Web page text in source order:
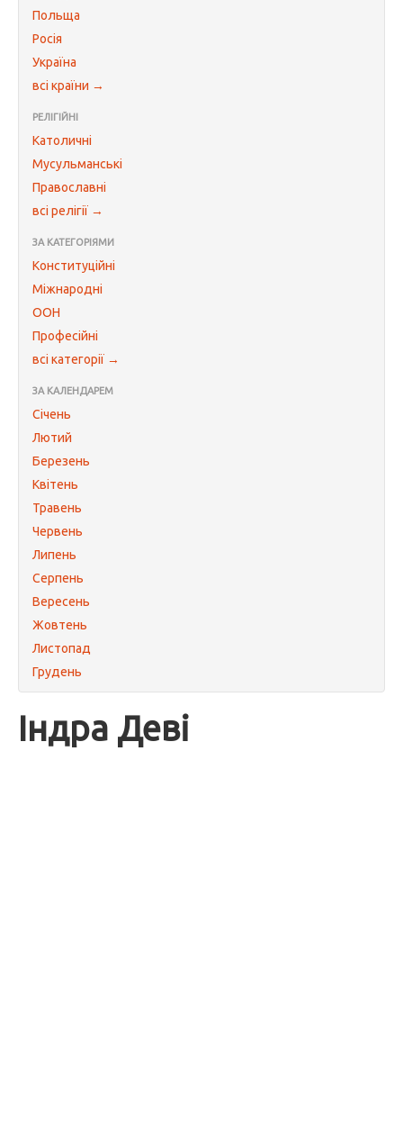
Польща
Росія
Україна
всі країни →
РЕЛІГІЙНІ
Католичні
Мусульманські
Православні
всі релігії →
ЗА КАТЕГОРІЯМИ
Конституційні
Міжнародні
ООН
Професійні
всі категорії →
ЗА КАЛЕНДАРЕМ
Січень
Лютий
Березень
Квітень
Травень
Червень
Липень
Серпень
Вересень
Жовтень
Листопад
Грудень
Індра Деві